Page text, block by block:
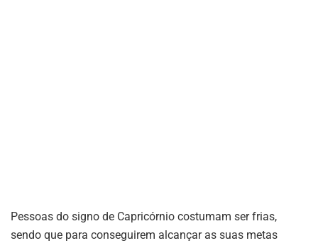
Pessoas do signo de Capricórnio costumam ser frias,
sendo que para conseguirem alcançar as suas metas